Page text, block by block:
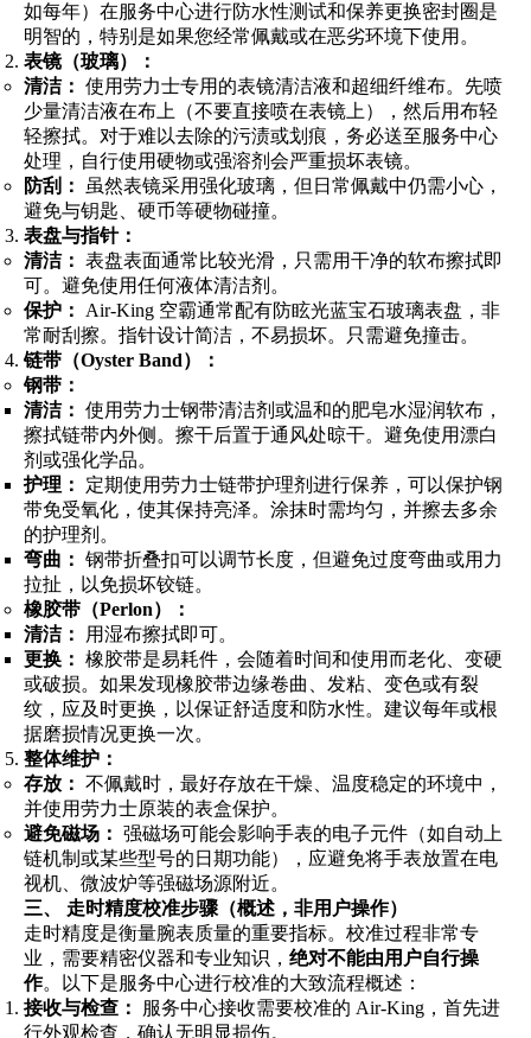
如每年）在服务中心进行防水性测试和保养更换密封圈是
明智的，特别是如果您经常佩戴或在恶劣环境下使用。
表镜（玻璃）：
清洁： 使用劳力士专用的表镜清洁液和超细纤维布。先喷
少量清洁液在布上（不要直接喷在表镜上），然后用布轻
轻擦拭。对于难以去除的污渍或划痕，务必送至服务中心
处理，自行使用硬物或强溶剂会严重损坏表镜。
防刮：
虽然表镜采用强化玻璃，但日常佩戴中仍需小心，
避免与钥匙、硬币等硬物碰撞。
表盘与指针：
清洁： 表盘表面通常比较光滑，只需用干净的软布擦拭即
可。避免使用任何液体清洁剂。
保护：
Air-King 空霸通常配有防眩光蓝宝石玻璃表盘，非
常耐刮擦。指针设计简洁，不易损坏。只需避免撞击。
链带（Oyster Band）：
钢带：
清洁： 使用劳力士钢带清洁剂或温和的肥皂水湿润软布，
擦拭链带内外侧。擦干后置于通风处晾干。避免使用漂白
剂或强化学品。
护理：
定期使用劳力士链带护理剂进行保养，可以保护钢
带免受氧化，使其保持亮泽。涂抹时需均匀，并擦去多余
的护理剂。
弯曲： 钢带折叠扣可以调节长度，但避免过度弯曲或用力
拉扯，以免损坏铰链。
橡胶带（Perlon）：
清洁：
用湿布擦拭即可。
更换： 橡胶带是易耗件，会随着时间和使用而老化、变硬
或破损。如果发现橡胶带边缘卷曲、发粘、变色或有裂
纹，应及时更换，以保证舒适度和防水性。建议每年或根
据磨损情况更换一次。
整体维护：
存放： 不佩戴时，最好存放在干燥、温度稳定的环境中，
并使用劳力士原装的表盒保护。
避免磁场： 强磁场可能会影响手表的电子元件（如自动上
链机制或某些型号的日期功能），应避免将手表放置在电
视机、微波炉等强磁场源附近。
三、 走时精度校准步骤（概述，非用户操作）
走时精度是衡量腕表质量的重要指标。校准过程非常专
业，需要精密仪器和专业知识， 绝对不能由用户自行操
作。以下是服务中心进行校准的大致流程概述：
接收与检查：
服务中心接收需要校准的 Air-King，首先进
行外观检查，确认无明显损伤。